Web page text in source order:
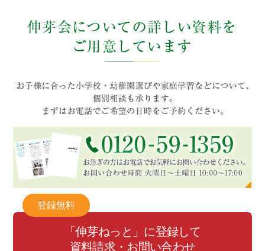
登録無料
「伸芽ねっと」に登録して
資料請求・お問い合わせ